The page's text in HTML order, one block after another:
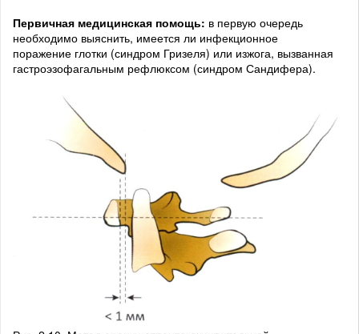
Первичная медицинская помощь: в первую очередь
необходимо выяснить, имеется ли инфекционное
поражение глотки (синдром Гризеля) или изжога, вызванная
гастроэзофагальным рефлюксом (синдром Сандифера).